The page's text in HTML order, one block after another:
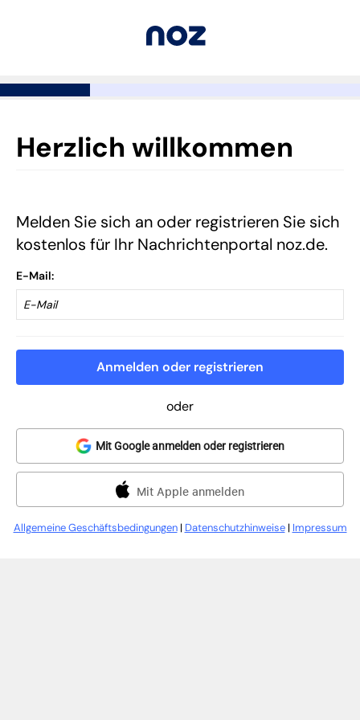
Herzlich willkommen
Melden Sie sich an oder registrieren Sie sich
kostenlos für Ihr Nachrichtenportal noz.de.
E-Mail
Anmelden oder registrieren
oder
Mit Google anmelden oder registrieren
Mit Apple anmelden
Allgemeine Geschäftsbedingungen| Datenschutzhinweise| Impressum